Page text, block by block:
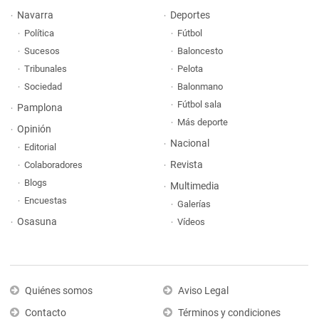
Navarra
Política
Sucesos
Tribunales
Sociedad
Pamplona
Opinión
Editorial
Colaboradores
Blogs
Encuestas
Osasuna
Deportes
Fútbol
Baloncesto
Pelota
Balonmano
Fútbol sala
Más deporte
Nacional
Revista
Multimedia
Galerías
Vídeos
Quiénes somos
Contacto
Aviso Legal
Términos y condiciones